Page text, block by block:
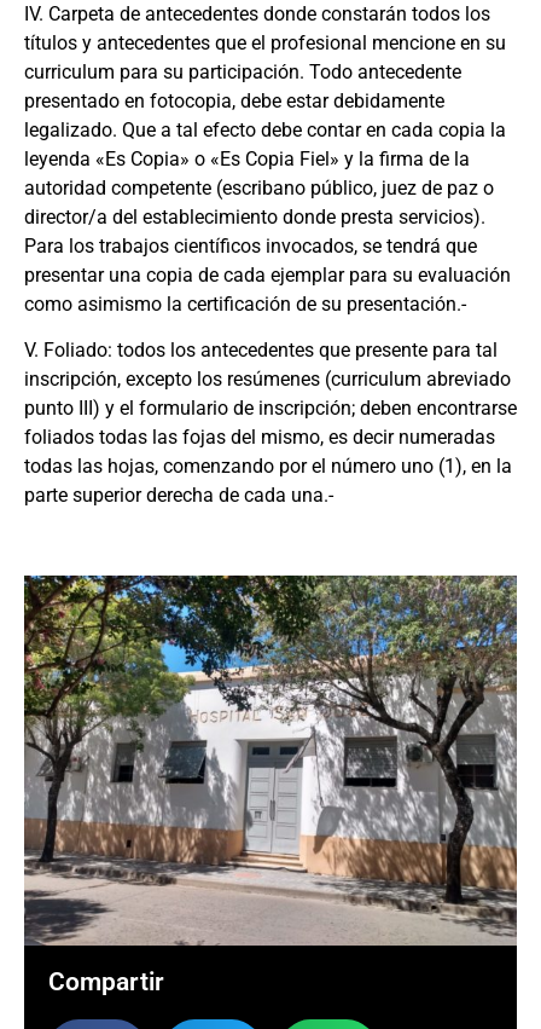
IV. Carpeta de antecedentes donde constarán todos los
títulos y antecedentes que el profesional mencione en su
curriculum para su participación. Todo antecedente
presentado en fotocopia, debe estar debidamente
legalizado. Que a tal efecto debe contar en cada copia la
leyenda «Es Copia» o «Es Copia Fiel» y la firma de la
autoridad competente (escribano público, juez de paz o
director/a del establecimiento donde presta servicios).
Para los trabajos científicos invocados, se tendrá que
presentar una copia de cada ejemplar para su evaluación
como asimismo la certificación de su presentación.-
V. Foliado: todos los antecedentes que presente para tal
inscripción, excepto los resúmenes (curriculum abreviado
punto III) y el formulario de inscripción; deben encontrarse
foliados todas las fojas del mismo, es decir numeradas
todas las hojas, comenzando por el número uno (1), en la
parte superior derecha de cada una.-
Compartir